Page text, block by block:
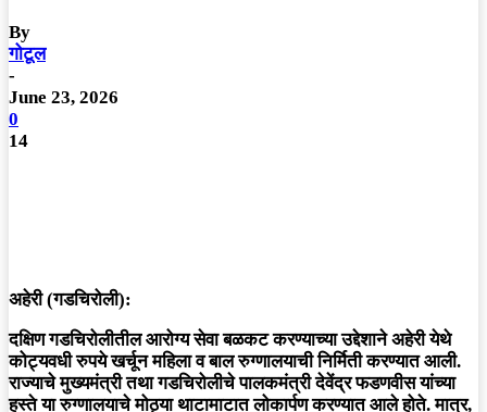
By
गोटूल
-
June 23, 2026
0
14
अहेरी (गडचिरोली):
दक्षिण गडचिरोलीतील आरोग्य सेवा बळकट करण्याच्या उद्देशाने अहेरी येथे
कोट्यवधी रुपये खर्चून महिला व बाल रुग्णालयाची निर्मिती करण्यात आली.
राज्याचे मुख्यमंत्री तथा गडचिरोलीचे पालकमंत्री देवेंद्र फडणवीस यांच्या
हस्ते या रुग्णालयाचे मोठ्या थाटामाटात लोकार्पण करण्यात आले होते. मात्र,